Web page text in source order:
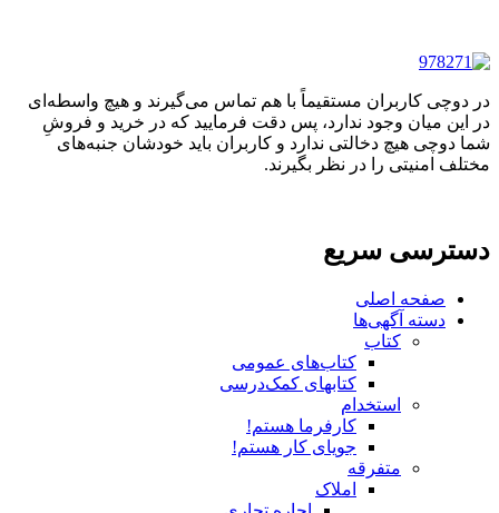
در دوچی کاربران مستقیماً با هم تماس می‌گیرند و هیچ واسطه‌ای
در این میان وجود ندارد، پس دقت فرمایید که در خرید و فروشِ
شما دوچی هیچ دخالتی ندارد و کاربران باید خودشان جنبه‌های
مختلف امنیتی را در نظر بگیرند.
دسترسی سریع
صفحه اصلی
دسته آگهی‌ها
کتاب
کتاب‌های عمومی
کتابهای کمک‌درسی
استخدام
کارفرما هستم!
جویای کار هستم!
متفرقه
املاک